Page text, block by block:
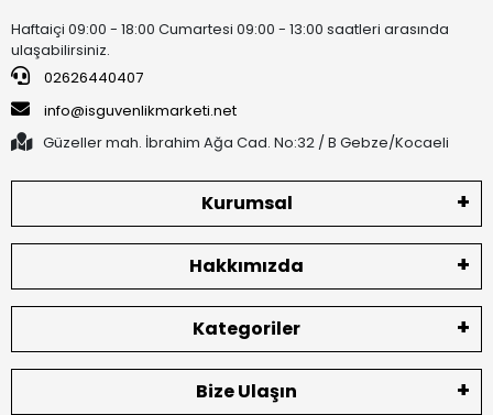
Haftaiçi 09:00 - 18:00 Cumartesi 09:00 - 13:00 saatleri arasında
ulaşabilirsiniz.
02626440407
info@isguvenlikmarketi.net
Güzeller mah. İbrahim Ağa Cad. No:32 / B Gebze/Kocaeli
Kurumsal
Hakkımızda
Kategoriler
Bize Ulaşın